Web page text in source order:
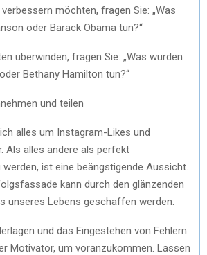
möchten, fragen Sie: „Was
oder Barack Obama tun?“
überwinden, fragen Sie: „Was würden
Bethany Hamilton tun?“
und teilen
alles um Instagram-Likes und
Als alles andere als perfekt
ist eine beängstigende Aussicht.
kann durch den glänzenden
unseres Lebens geschaffen werden.
und das Eingestehen von Fehlern
Motivator, um voranzukommen. Lassen